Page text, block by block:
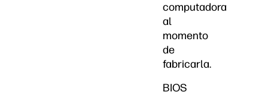
computadora
al
momento
de
fabricarla.
BIOS